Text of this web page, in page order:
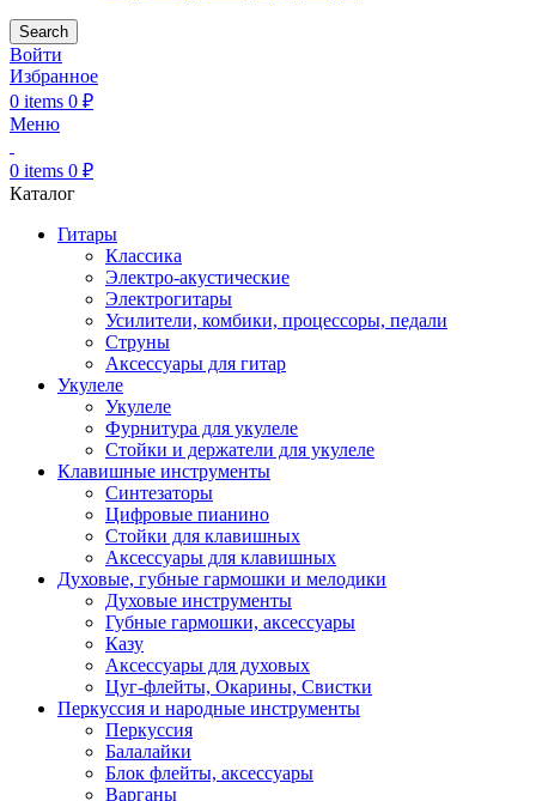
Search
Войти
Избранное
0 items 0 ₽
Меню
0 items 0 ₽
Каталог
Гитары
Классика
Электро-акустические
Электрогитары
Усилители, комбики, процессоры, педали
Струны
Аксессуары для гитар
Укулеле
Укулеле
Фурнитура для укулеле
Стойки и держатели для укулеле
Клавишные инструменты
Синтезаторы
Цифровые пианино
Стойки для клавишных
Аксессуары для клавишных
Духовые, губные гармошки и мелодики
Духовые инструменты
Губные гармошки, аксессуары
Казу
Аксессуары для духовых
Цуг-флейты, Окарины, Свистки
Перкуссия и народные инструменты
Перкуссия
Балалайки
Блок флейты, аксессуары
Варганы